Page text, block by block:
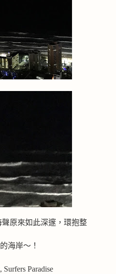
原來如此深邃，環抱整
海岸～！
Paradise